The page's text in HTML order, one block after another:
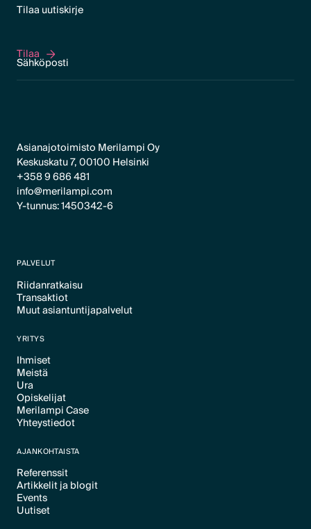
Tilaa uutiskirje
Tilaa
Tilaa
Asianajotoimisto Merilampi Oy
Keskuskatu 7, 00100 Helsinki
+358 9 686 481
info@merilampi.com
Y-tunnus: 1450342-6
PALVELUT
Riidanratkaisu
Text Link
Transaktiot
Text Link
Muut asiantuntijapalvelut
YRITYS
Ihmiset
Text Link
Meistä
Text Link
Ura
Text Link
Opiskelijat
Text Link
Merilampi Case
Text Link
Yhteystiedot
AJANKOHTAISTA
Referenssit
Text Link
Artikkelit ja blogit
Text Link
Events
Text Link
Uutiset